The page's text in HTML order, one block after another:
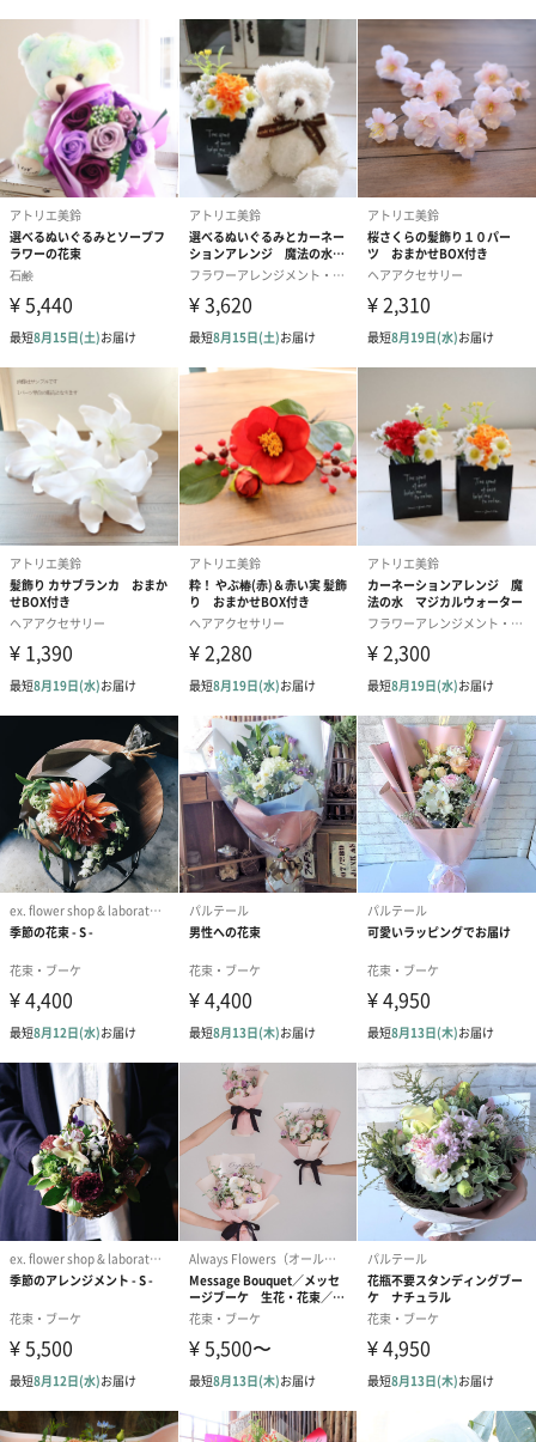
ドライフラワーなので水替えなどの手間がなく、綺麗な状態で長
くお楽しみいただけます。
また、花粉を気にせずお気軽に飾ることができます。
メッセージカードについて
フリーメッセージは内容を代筆させていただきます。内容の入力
がない場合は白紙のカードをお付けします。不要を選択した場
フレーバーティーについて
お花と一緒にやさしい味わいのオリジナルフレーバーティーのプ
レゼントもいかがでしょうか？
アールグレイ、フルーツバスケット、ジャスミンからお選びいた
だけます。
大切な方へのお祝いや日頃の感謝を込めて・・・
ブルー・グリーン・レッド・ライラックピンク・ラベンダー・ミ
モザの6色からお選びいただけるので、幅広いシーンでの贈り物に
最適です。
また、オプションのオリジナルフレーバーティーと一緒に贈るこ
とで、日々に癒しをプレゼントできます。
商品詳細情報
原材料
ドライフラワー
一部プリザーブドフラワー・アートフラワー
サイズ
H18ｘΦ8cm
ケースのサイズは予告なく変更になる場合がございま
す。
あらかじめご了承ください。
パッケージ外
セロファン
リボン
注意点
ご注文のタイミング（定休日・営業時間外）によって
はご希望のカラーがご用意できない可能性がありま
高温多湿な場所や水の近くに置かないで下さい。